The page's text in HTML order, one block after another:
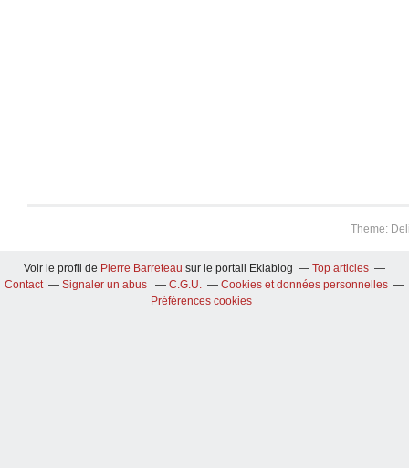
Theme:
Voir le profil de Pierre Barreteau sur le portail Eklablog
Top articles
Contact
Signaler un abus C.G.U.
Cookies et données personnelles
Préférences cookies